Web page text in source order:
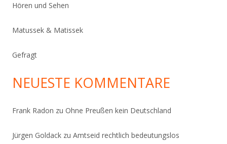
Hören und Sehen
Matussek & Matissek
Gefragt
NEUESTE KOMMENTARE
Frank Radon zu Ohne Preußen kein Deutschland
Jürgen Goldack zu Amtseid rechtlich bedeutungslos